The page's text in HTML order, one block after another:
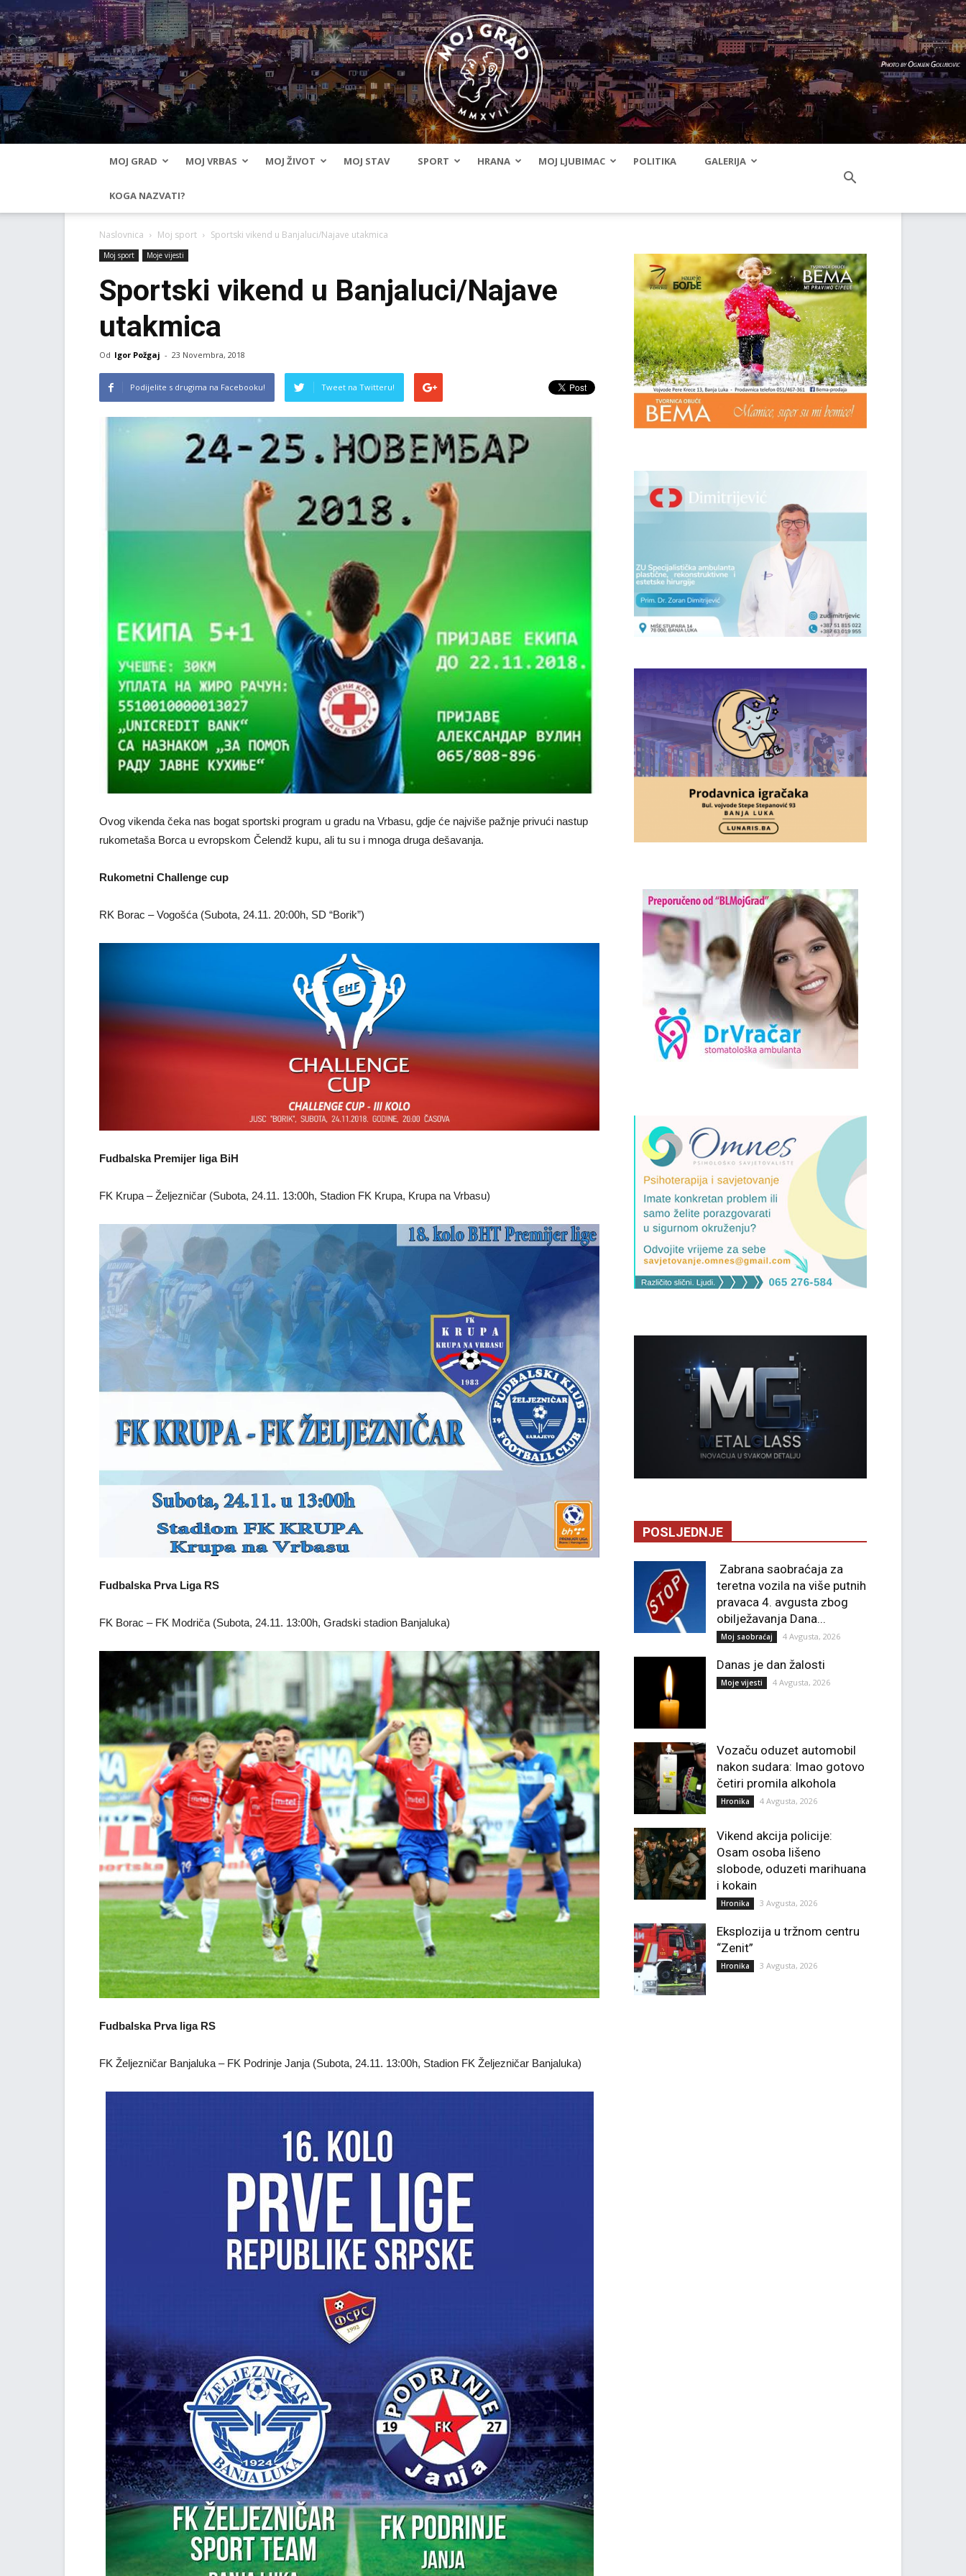
MOJ GRAD MOJ VRBAS MOJ ŽIVOT MOJ STAV SPORT HRANA MOJ LJUBIMAC POLITIKA GALERIJA
KOGA NAZVATI?
Naslovnica Moj sport Sportski vikend u Banjaluci/Najave utakmica
Moj sport Moje vijesti
Sportski vikend u Banjaluci/Najave
utakmica
Od Igor Požgaj - 23 Novembra, 2018
Podijelite s drugima na Facebooku! Tweet na Twitteru!
Ovog vikenda čeka nas bogat sportski program u gradu na Vrbasu, gdje će najviše pažnje privući nastup
rukometaša Borca u evropskom Čelendž kupu, ali tu su i mnoga druga dešavanja.
Rukometni Challenge cup
RK Borac – Vogošća (Subota, 24.11. 20:00h, SD “Borik”)
Fudbalska Premijer liga BiH
FK Krupa – Željezničar (Subota, 24.11. 13:00h, Stadion FK Krupa, Krupa na Vrbasu)
Fudbalska Prva Liga RS
FK Borac – FK Modriča (Subota, 24.11. 13:00h, Gradski stadion Banjaluka)
Fudbalska Prva liga RS
FK Željezničar Banjaluka – FK Podrinje Janja (Subota, 24.11. 13:00h, Stadion FK Željezničar Banjaluka)
POSLJEDNJE
Zabrana saobraćaja za
teretna vozila na više putnih
pravaca 4. avgusta zbog
obilježavanja Dana...
Moj saobraćaj 4 Avgusta, 2026
Danas je dan žalosti
Moje vijesti 4 Avgusta, 2026
Vozaču oduzet automobil
nakon sudara: Imao gotovo
četiri promila alkohola
Hronika 4 Avgusta, 2026
Vikend akcija policije:
Osam osoba lišeno
slobode, oduzeti marihuana
i kokain
Hronika 3 Avgusta, 2026
Eksplozija u tržnom centru
“Zenit”
Hronika 3 Avgusta, 2026